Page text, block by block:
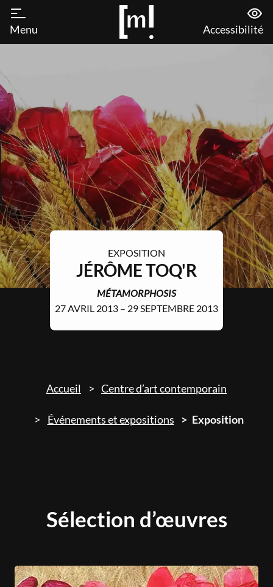
Menu Accessibilité
EXPOSITION
JÉRÔME TOQ'R
MÉTAMORPHOSIS
27 AVRIL 2013 – 29 SEPTEMBRE 2013
Accueil Centre d’art contemporain
Événements et expositions Exposition
Sélection d’œuvres